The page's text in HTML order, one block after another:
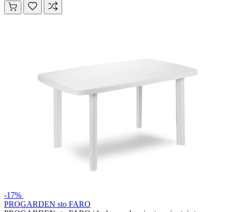
-17%
PROGARDEN sto FARO